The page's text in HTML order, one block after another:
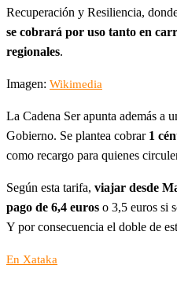
Recuperación y Resiliencia,
se cobrará por uso tanto en
regionales.
Imagen: Wikimedia
La Cadena Ser apunta además a
Gobierno. Se plantea cobrar 1
como recargo para quienes
Según esta tarifa, viajar desde
pago de 6,4 euros o 3,5 euros si
Y por consecuencia el doble de
En Xataka